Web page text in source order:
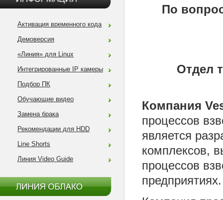
Активация временного кода
Демоверсия
«Линия» для Linux
Интегрированные IP камеры
Подбор ПК
Обучающие видео
Замена брака
Рекомендации для HDD
Line Shorts
Линия Video Guide
По
Отдел
Компания
процессов
является
комплексов,
процессов
предприятиях.